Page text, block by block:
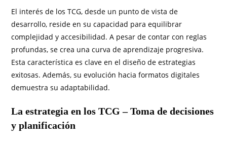
El interés de los TCG, desde un punto de vista de
desarrollo, reside en su capacidad para equilibrar
complejidad y accesibilidad. A pesar de contar con reglas
profundas, se crea una curva de aprendizaje progresiva.
Esta característica es clave en el diseño de estrategias
exitosas. Además, su evolución hacia formatos digitales
demuestra su adaptabilidad.
La estrategia en los TCG – Toma de decisiones
y planificación